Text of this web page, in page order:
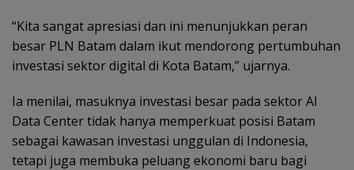
“Kita sangat apresiasi dan ini menunjukkan peran
besar PLN Batam dalam ikut mendorong pertumbuhan
investasi sektor digital di Kota Batam,” ujarnya.
Ia menilai, masuknya investasi besar pada sektor AI
Data Center tidak hanya memperkuat posisi Batam
sebagai kawasan investasi unggulan di Indonesia,
tetapi juga membuka peluang ekonomi baru bagi